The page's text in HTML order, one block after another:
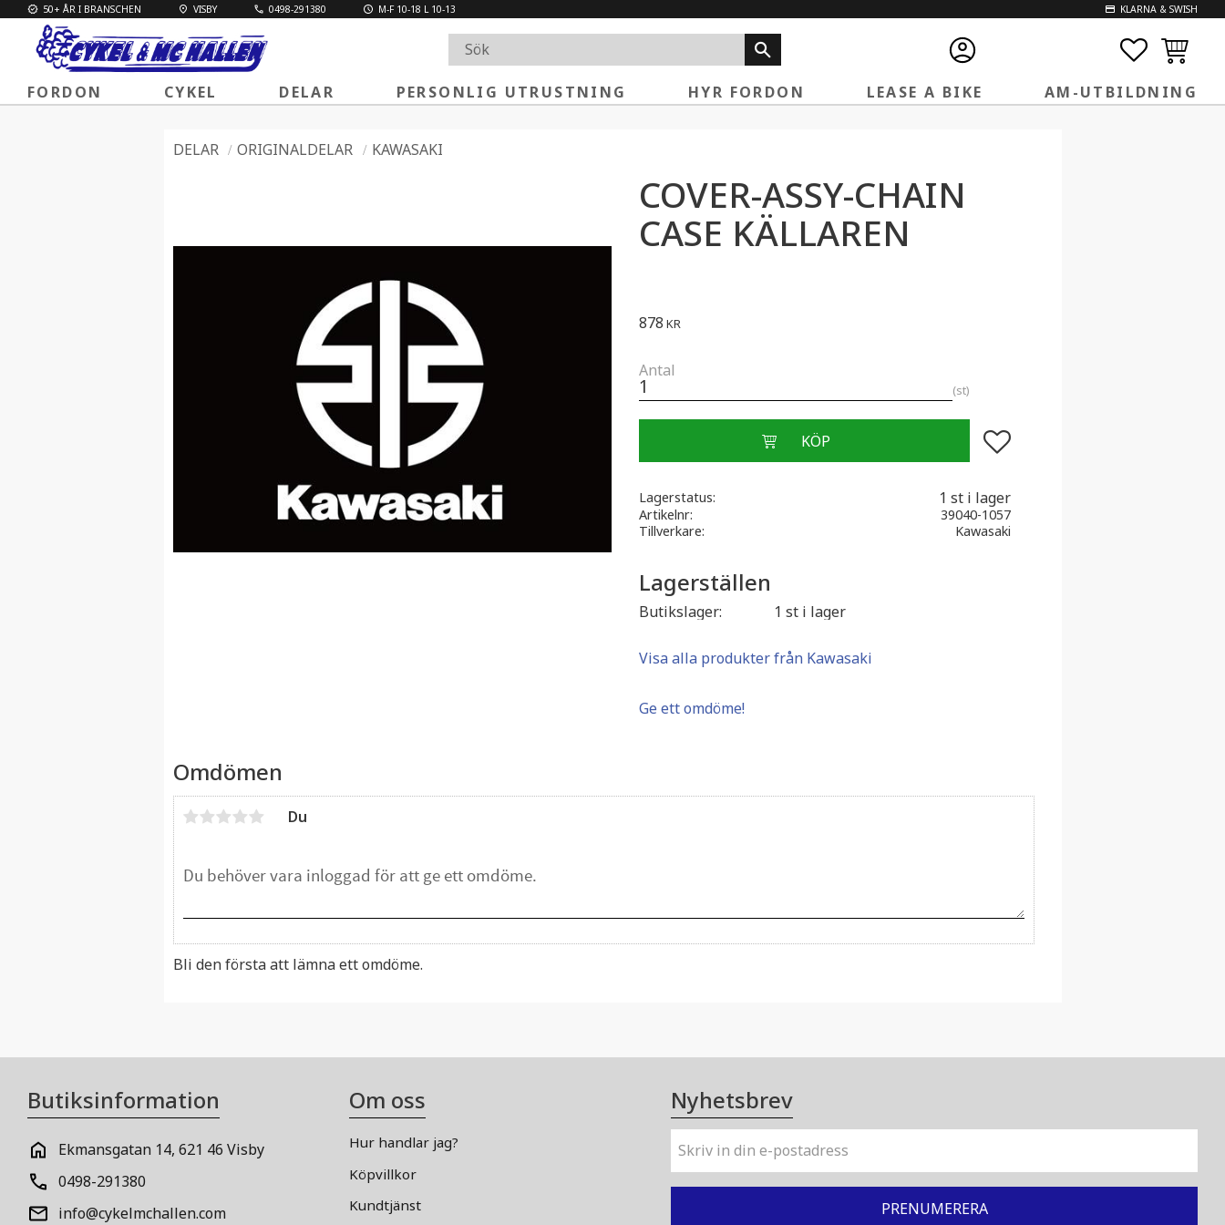
50+ ÅR I BRANSCHEN VISBY 0498-291380 M-F 10-18 L 10-13 KLARNA & SWISH
FORDON CYKEL DELAR PERSONLIG UTRUSTNING HYR FORDON LEASE A BIKE AM-UTBILDNING
DELAR ORIGINALDELAR KAWASAKI
COVER-ASSY-CHAIN
CASE KÄLLAREN
878 KR
Antal
st
Lägg till i favoriter
Lagerstatus 1 st i lager
Artikelnr
39040-1057
Tillverkare
Kawasaki
Lagerställen
Butikslager 1 st i lager
Visa alla produkter från Kawasaki
Ge ett omdöme!
Omdömen
Du
Bli den första att lämna ett omdöme.
Butiksinformation
Ekmansgatan 14, 621 46 Visby
0498-291380
info@cykelmchallen.com
Om oss
Hur handlar jag?
Köpvillkor
Kundtjänst
Nyhetsbrev
PRENUMERERA